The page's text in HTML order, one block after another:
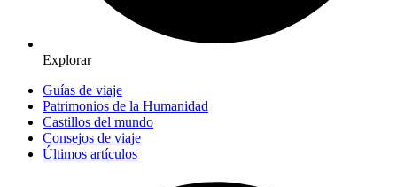
Explorar
Guías de viaje
Patrimonios de la Humanidad
Castillos del mundo
Consejos de viaje
Últimos artículos